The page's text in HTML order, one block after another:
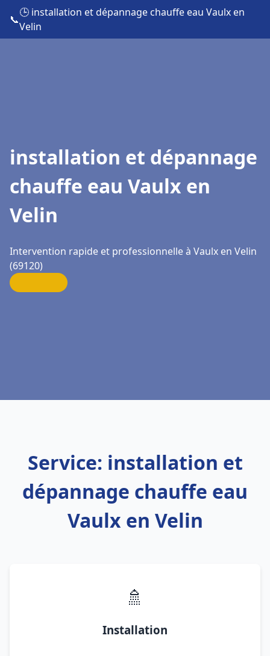
📞
🕒 installation et dépannage chauffe eau Vaulx en
Velin
installation et dépannage
chauffe eau Vaulx en
Velin
Intervention rapide et professionnelle à Vaulx en Velin
(69120)
Service: installation et
dépannage chauffe eau
Vaulx en Velin
🚿
Installation